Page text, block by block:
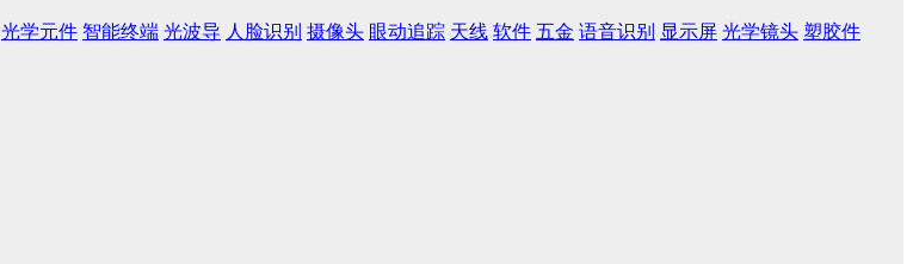
光学元件 智能终端 光波导 人脸识别 摄像头 眼动追踪 天线 软件 五金 语音识别 显示屏 光学镜头 塑胶件